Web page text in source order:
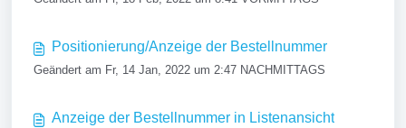
Positionierung/Anzeige der Bestellnummer
Geändert am Fr, 14 Jan, 2022 um 2:47 NACHMITTAGS
Anzeige der Bestellnummer in Listenansicht